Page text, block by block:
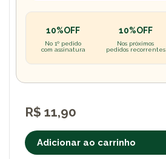
R$ 11,90
Adicionar ao carrinho
10%OFF
No 1º pedido
com assinatura
10%OFF
Nos próximos
pedidos recorrentes